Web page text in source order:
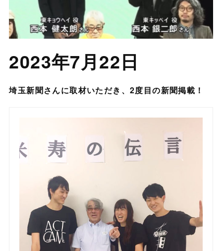
2023年7月22日
埼玉新聞さんに取材いただき、2度目の新聞掲載！